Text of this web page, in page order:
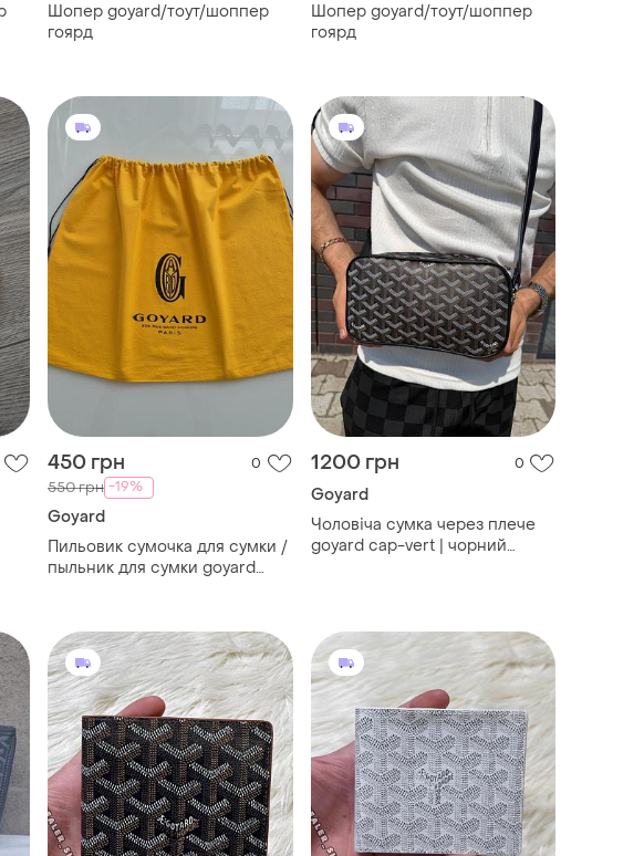
Шопер goyard/тоут/шоппер
гоярд
Шопер goyard/тоут/шоппер
гоярд
450 грн 0
550 грн -19%
Goyard
Пильовик сумочка для сумки /
пыльник для сумки goyard
1200 грн 0
Goyard
Чоловіча сумка через плече
goyard cap-vert | чорний